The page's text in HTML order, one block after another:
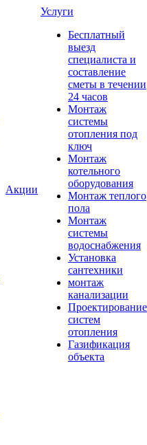
Акции
Услуги
Бесплатный
выезд
специалиста и
составление
сметы в течении
24 часов
Монтаж
системы
отопления под
ключ
Монтаж
котельного
оборудования
Монтаж теплого
пола
Монтаж
системы
водоснабжения
Установка
сантехники
монтаж
канализации
Проектирование
систем
отопления
Газификация
объекта